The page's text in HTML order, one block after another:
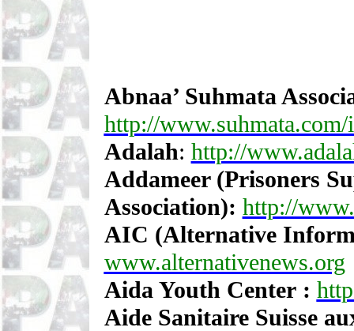
Abnaa’ Suhmata
http://www.suhmata.com/
Adalah: http://
Addameer (Prisoners
Association): http://
AIC (Alternative
www.alternativenews.org
Aida Youth Center :
Aide Sanitaire Suisse